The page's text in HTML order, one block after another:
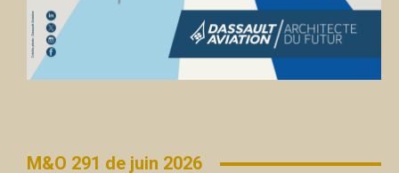
M&O 291 de juin 2026